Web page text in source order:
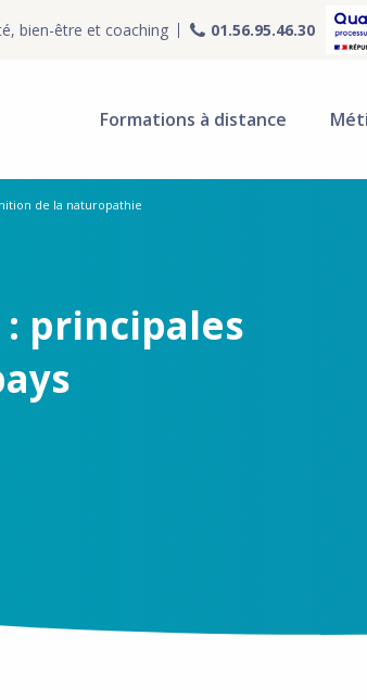
bien-être et coaching 01.56.95.46.30
Formations à distance
de la naturopathie
principales